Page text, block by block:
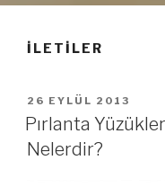
İLETILER
YAYIM
TARIHI
26 EYLÜL 2013
Pırlanta
Nelerdir?